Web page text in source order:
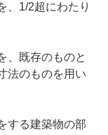
、1/2超にわたり
、既存のものと
法のものを用い
する建築物の部